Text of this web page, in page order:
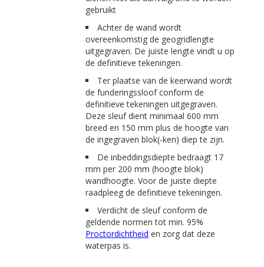
gebruikt
Achter de wand wordt
overeenkomstig de geogridlengte
uitgegraven. De juiste lengte vindt u op
de definitieve tekeningen.
Ter plaatse van de keerwand wordt
de funderingssloof conform de
definitieve tekeningen uitgegraven.
Deze sleuf dient minimaal 600 mm
breed en 150 mm plus de hoogte van
de ingegraven blok(-ken) diep te zijn.
De inbeddingsdiepte bedraagt 17
mm per 200 mm (hoogte blok)
wandhoogte. Voor de juiste diepte
raadpleeg de definitieve tekeningen.
Verdicht de sleuf conform de
geldende normen tot min. 95%
Proctordichtheid en zorg dat deze
waterpas is.